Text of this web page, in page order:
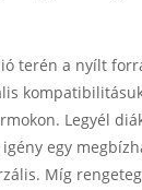
terén a nyílt
Legyél
egy
Míg